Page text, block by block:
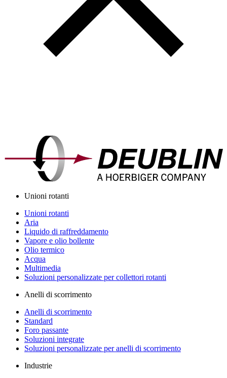
Unioni rotanti
Unioni rotanti
Aria
Liquido di raffreddamento
Vapore e olio bollente
Olio termico
Acqua
Multimedia
Soluzioni personalizzate per collettori rotanti
Anelli di scorrimento
Anelli di scorrimento
Standard
Foro passante
Soluzioni integrate
Soluzioni personalizzate per anelli di scorrimento
Industrie